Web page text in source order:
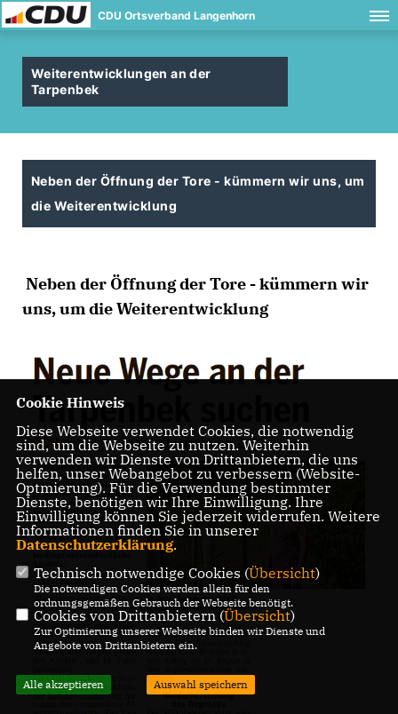
CDU Ortsverband Langenhorn
Weiterentwicklungen an der
Tarpenbek
Neben der Öffnung der Tore - kümmern wir uns, um
die Weiterentwicklung
Neben der Öffnung der Tore - kümmern wir
uns, um die Weiterentwicklung
Cookie Hinweis
Diese Webseite verwendet Cookies, die notwendig
sind, um die Webseite zu nutzen. Weiterhin
verwenden wir Dienste von Drittanbietern, die uns
helfen, unser Webangebot zu verbessern (Website-
Optmierung). Für die Verwendung bestimmter
Dienste, benötigen wir Ihre Einwilligung. Ihre
Einwilligung können Sie jederzeit widerrufen. Weitere
Informationen finden Sie in unserer
Datenschutzerklärung.
Technisch notwendige Cookies (Übersicht)
Die notwendigen Cookies werden allein für den
ordnungsgemäßen Gebrauch der Webseite benötigt.
Cookies von Drittanbietern (Übersicht)
Zur Optimierung unserer Webseite binden wir Dienste und
Angebote von Drittanbietern ein.
Alle akzeptieren Auswahl speichern